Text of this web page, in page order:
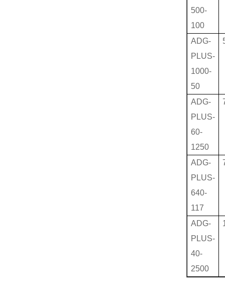
500-
100
ADG-
PLUS-
1000-
50
ADG-
PLUS-
60-
1250
ADG-
PLUS-
640-
117
ADG-
PLUS-
40-
2500